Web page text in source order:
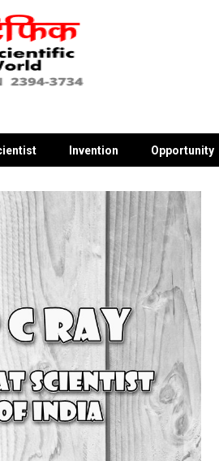
Invention Opportunity